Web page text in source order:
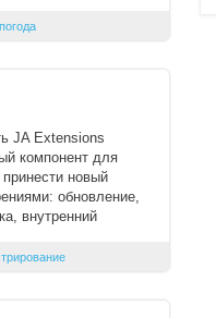
JA Extensions
компонент для
новый
обновление,
внутренний